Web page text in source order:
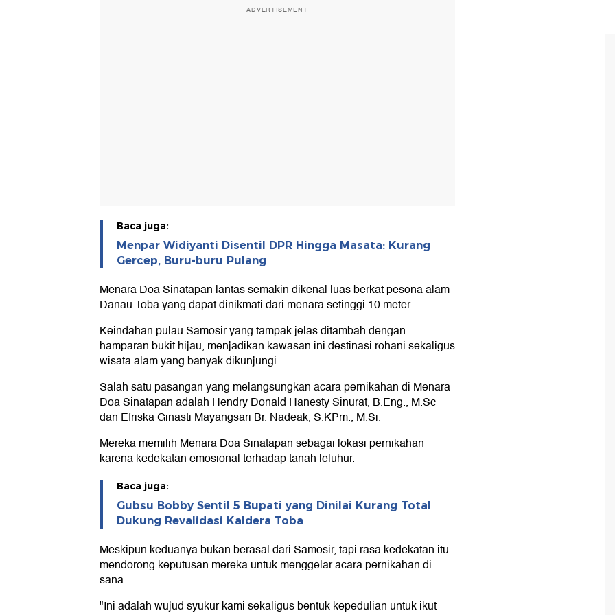
ADVERTISEMENT
Baca juga:
Menpar Widiyanti Disentil DPR Hingga Masata: Kurang
Gercep, Buru-buru Pulang
Menara Doa Sinatapan lantas semakin dikenal luas berkat pesona alam
Danau Toba yang dapat dinikmati dari menara setinggi 10 meter.
Keindahan pulau Samosir yang tampak jelas ditambah dengan
hamparan bukit hijau, menjadikan kawasan ini destinasi rohani sekaligus
wisata alam yang banyak dikunjungi.
Salah satu pasangan yang melangsungkan acara pernikahan di Menara
Doa Sinatapan adalah Hendry Donald Hanesty Sinurat, B.Eng., M.Sc
dan Efriska Ginasti Mayangsari Br. Nadeak, S.KPm., M.Si.
Mereka memilih Menara Doa Sinatapan sebagai lokasi pernikahan
karena kedekatan emosional terhadap tanah leluhur.
Baca juga:
Gubsu Bobby Sentil 5 Bupati yang Dinilai Kurang Total
Dukung Revalidasi Kaldera Toba
Meskipun keduanya bukan berasal dari Samosir, tapi rasa kedekatan itu
mendorong keputusan mereka untuk menggelar acara pernikahan di
sana.
"Ini adalah wujud syukur kami sekaligus bentuk kepedulian untuk ikut